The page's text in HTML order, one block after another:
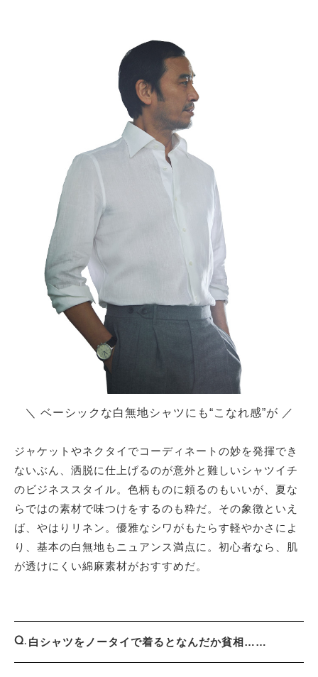
＼ ベーシックな白無地シャツにも“こなれ感”が ／
ジャケットやネクタイでコーディネートの妙を発揮でき
ないぶん、洒脱に仕上げるのが意外と難しいシャツイチ
のビジネススタイル。色柄ものに頼るのもいいが、夏な
らではの素材で味つけをするのも粋だ。その象徴といえ
ば、やはりリネン。優雅なシワがもたらす軽やかさによ
り、基本の白無地もニュアンス満点に。初心者なら、肌
が透けにくい綿麻素材がおすすめだ。
白シャツをノータイで着るとなんだか貧相……